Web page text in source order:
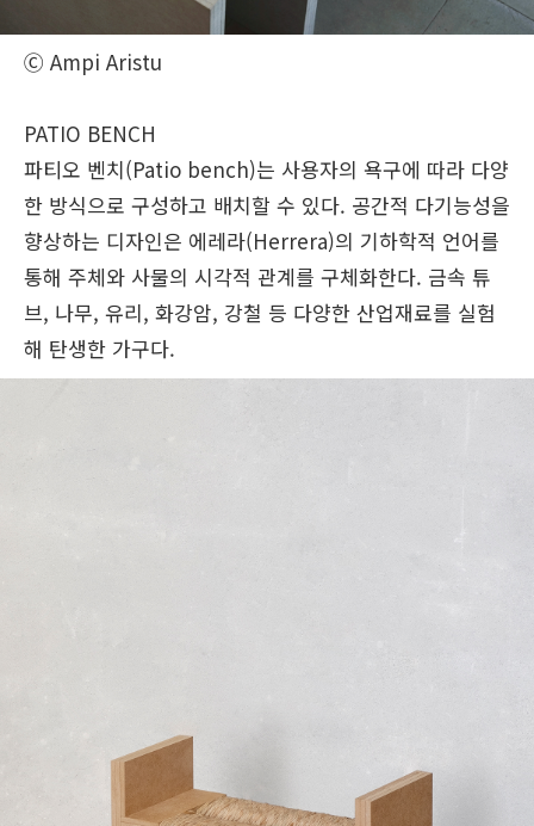
Ⓒ Ampi Aristu
PATIO BENCH
파티오 벤치(Patio bench)는 사용자의 욕구에 따라 다양
한 방식으로 구성하고 배치할 수 있다. 공간적 다기능성을
향상하는 디자인은 에레라(Herrera)의 기하학적 언어를
통해 주체와 사물의 시각적 관계를 구체화한다. 금속 튜
브, 나무, 유리, 화강암, 강철 등 다양한 산업재료를 실험
해 탄생한 가구다.